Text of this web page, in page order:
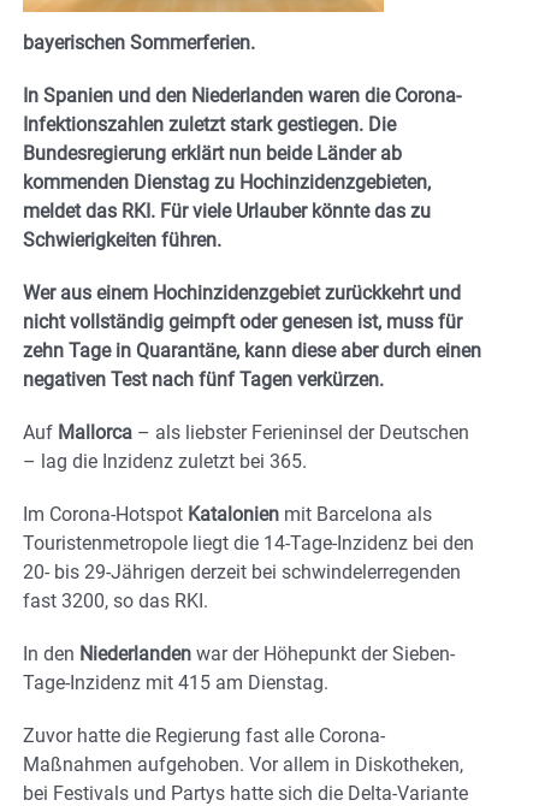
bayerischen Sommerferien.
In Spanien und den Niederlanden waren die Corona-
Infektionszahlen zuletzt stark gestiegen. Die
Bundesregierung erklärt nun beide Länder ab
kommenden Dienstag zu Hochinzidenzgebieten,
meldet das RKI. Für viele Urlauber könnte das zu
Schwierigkeiten führen.
Wer aus einem Hochinzidenzgebiet zurückkehrt und
nicht vollständig geimpft oder genesen ist, muss für
zehn Tage in Quarantäne, kann diese aber durch einen
negativen Test nach fünf Tagen verkürzen.
Auf Mallorca – als liebster Ferieninsel der Deutschen
– lag die Inzidenz zuletzt bei 365.
Im Corona-Hotspot Katalonien mit Barcelona als
Touristenmetropole liegt die 14-Tage-Inzidenz bei den
20- bis 29-Jährigen derzeit bei schwindelerregenden
fast 3200, so das RKI.
In den Niederlanden war der Höhepunkt der Sieben-
Tage-Inzidenz mit 415 am Dienstag.
Zuvor hatte die Regierung fast alle Corona-
Maßnahmen aufgehoben. Vor allem in Diskotheken,
bei Festivals und Partys hatte sich die Delta-Variante